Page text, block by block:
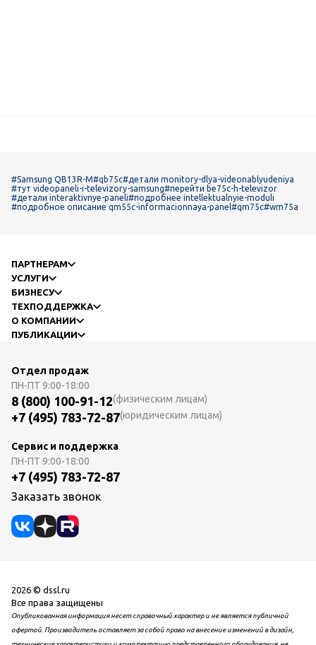
#Samsung QB13R-M#qb75c#детали monitory-dlya-videonablyudeniya
#тут videopaneli-i-televizory-samsung#перейти be75c-h-televizor
#детали interaktivnye-paneli#подробнее intellektualnyie-moduli
#подробное описание qm55c-informacionnaya-panel#qm75c#wm75a
ПАРТНЕРАМ
УСЛУГИ
БИЗНЕСУ
ТЕХПОДДЕРЖКА
О КОМПАНИИ
ПУБЛИКАЦИИ
Отдел продаж
ПН-ПТ 9:00-18:00
8 (800) 100-91-12(физическим лицам)
+7 (495) 783-72-87(юридическим лицам)
Сервис и поддержка
ПН-ПТ 9:00-18:00
+7 (495) 783-72-87
Заказать звонок
2026 © dssl.ru
Все права защищены
Опубликованная информация несет справочный характер и не является публичной
офертой. Производитель оставляет за собой право на внесение изменений в дизайн,